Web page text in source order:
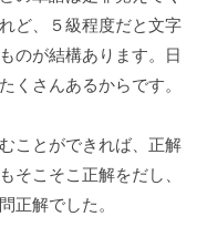
ど、５級程度だと文字
のが結構あります。日
くさんあるからです。
ことができれば、正解
そこそこ正解をだし、
正解でした。